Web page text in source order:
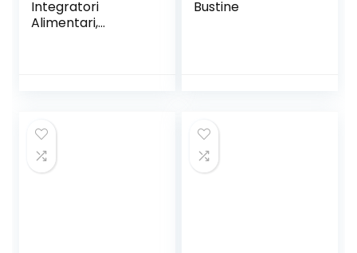
Integratori
Alimentari,
Banana Choco
Crispy, Fornisce
Zuccheri e
Bustine